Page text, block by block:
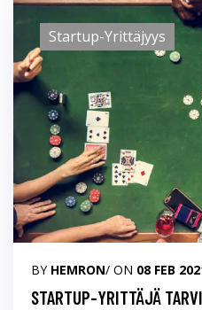
Startup-Yrittäjyys
BY HEMRON/ ON 08 FEB
STARTUP-YRITTÄJÄ